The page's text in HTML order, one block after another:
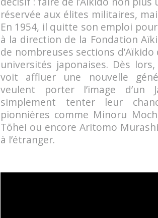
réservée aux élites militaires,
En 1954, il quitte son emploi
à la direction de la Fondation
de nombreuses sections
universités japonaises. Dès
voit affluer une nouvelle
veulent porter l’image d’un
simplement tenter leur
pionnières comme Minoru
Tōhei ou encore Aritomo
à l’étranger.